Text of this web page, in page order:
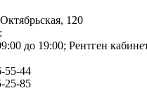
120
до 19:00; Рентген
55-44
25-85